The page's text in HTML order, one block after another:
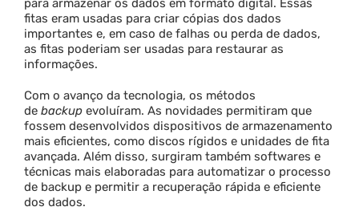
para armazenar os dados em formato digital. Essas
fitas eram usadas para criar cópias dos dados
importantes e, em caso de falhas ou perda de dados,
as fitas poderiam ser usadas para restaurar as
informações.
Com o avanço da tecnologia, os métodos
de backup evoluíram. As novidades permitiram que
fossem desenvolvidos dispositivos de armazenamento
mais eficientes, como discos rígidos e unidades de fita
avançada. Além disso, surgiram também softwares e
técnicas mais elaboradas para automatizar o processo
de backup e permitir a recuperação rápida e eficiente
dos dados.